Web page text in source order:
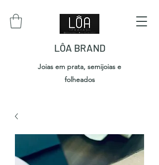
LÔA BRAND
Joias em prata, semijoias e
folheados